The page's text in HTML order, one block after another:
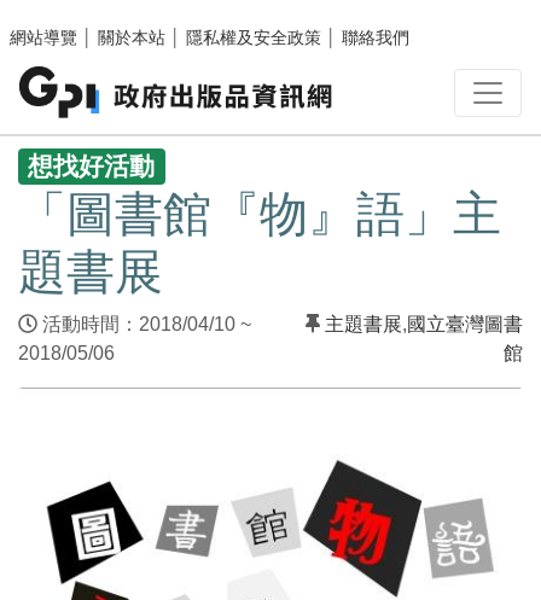
網站導覽
關於本站 隱私權及安全政策 聯絡我們
:::
想找好活動
「圖書館『物』語」主
題書展
活動時間：2018/04/10 ~
2018/05/06
主題書展,國立臺灣圖書
館